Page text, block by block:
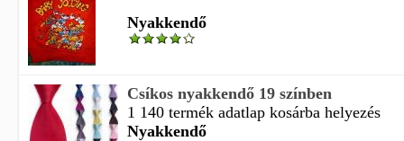
Nyakkendő
Csíkos nyakkendő 19 színben
1 140 termék adatlap kosárba helyezés
Nyakkendő